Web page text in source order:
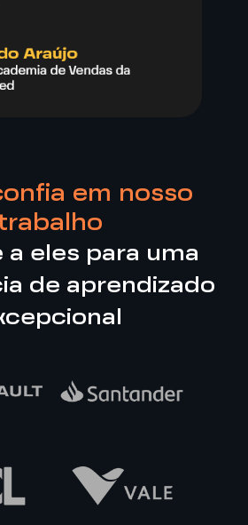
em nosso
a eles para uma
de aprendizado